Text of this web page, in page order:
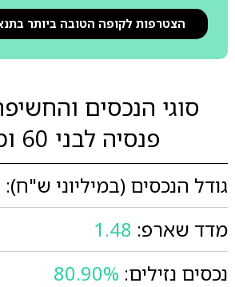
הצטרפות לקופה הטובה ביותר
סוגי הנכסים
פנסיה לבני 60 ומעלה
גודל הנכסים (במיליוני ש"ח):
מדד שארפ: 1.48
נכסים נזילים: 80.90%